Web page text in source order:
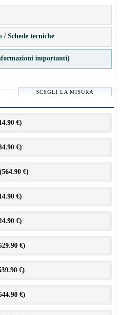
Schede tecniche
importanti)
SCEGLI LA MISURA
€)
€)
564.90 €)
€)
€)
€)
€)
€)